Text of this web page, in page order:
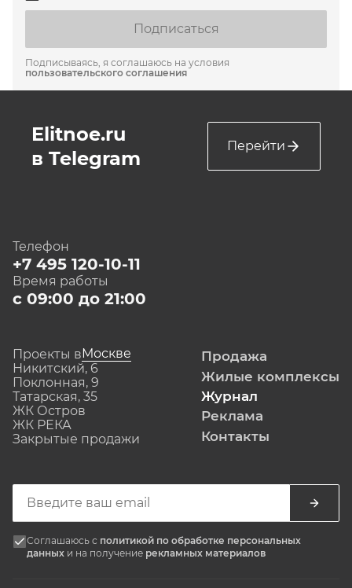
Подписаться
Подписываясь, я соглашаюсь на условия
пользовательского соглашения
Elitnoe.ru
в Telegram
Перейти
Телефон
+7 495 120-10-11
Время работы
с 09:00 до 21:00
Проекты вМоскве
Никитский, 6
Поклонная, 9
Татарская, 35
ЖК Остров
ЖК РЕКА
Закрытые продажи
Продажа
Жилые комплексы
Журнал
Реклама
Контакты
Соглашаюсь с политикой по обработке персональных
данных и на получение рекламных материалов